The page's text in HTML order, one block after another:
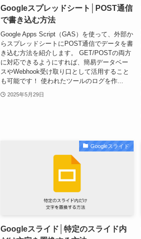
Googleスプレッドシート│POST通信
で書き込む方法
Google Apps Script（GAS）を使って、外部か
らスプレッドシートにPOST通信でデータを書
き込む方法を紹介します。 GET/POSTの両方
に対応できるようにすれば、簡易データベー
スやWebhook受け取り口として活用すること
も可能です！ 使われたツールのログを作...
2025年5月29日
Googleスライド
Googleスライド│特定のスライド内